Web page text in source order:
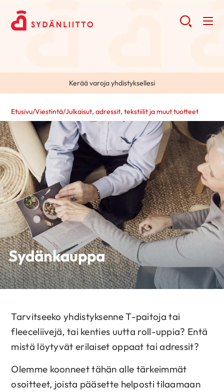
Kerää varoja yhdistyksellesi
Etusivu/Viestintä/Julkaisut, adressit, tekstiilit ja muut tuotteet
Sydänkauppa
Tarvitseeko yhdistyksenne T-paitoja tai
fleeceliivejä, tai kenties uutta roll-uppia? Entä
mistä löytyvät erilaiset oppaat tai adressit?
Olemme koonneet tähän alle tärkeimmät
osoitteet, joista pääsette helposti tilaamaan